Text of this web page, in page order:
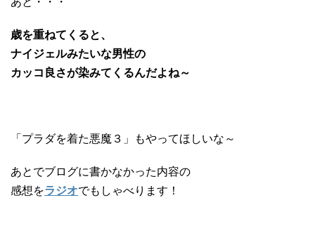
歳を重ねてくると、
ナイジェルみたいな男性の
カッコ良さが染みてくるんだよね～
「プラダを着た悪魔３」もやってほしいな～
あとでブログに書かなかった内容の
感想をラジオでもしゃべります！